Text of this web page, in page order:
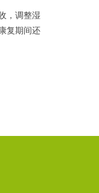
，调整湿
复期间还